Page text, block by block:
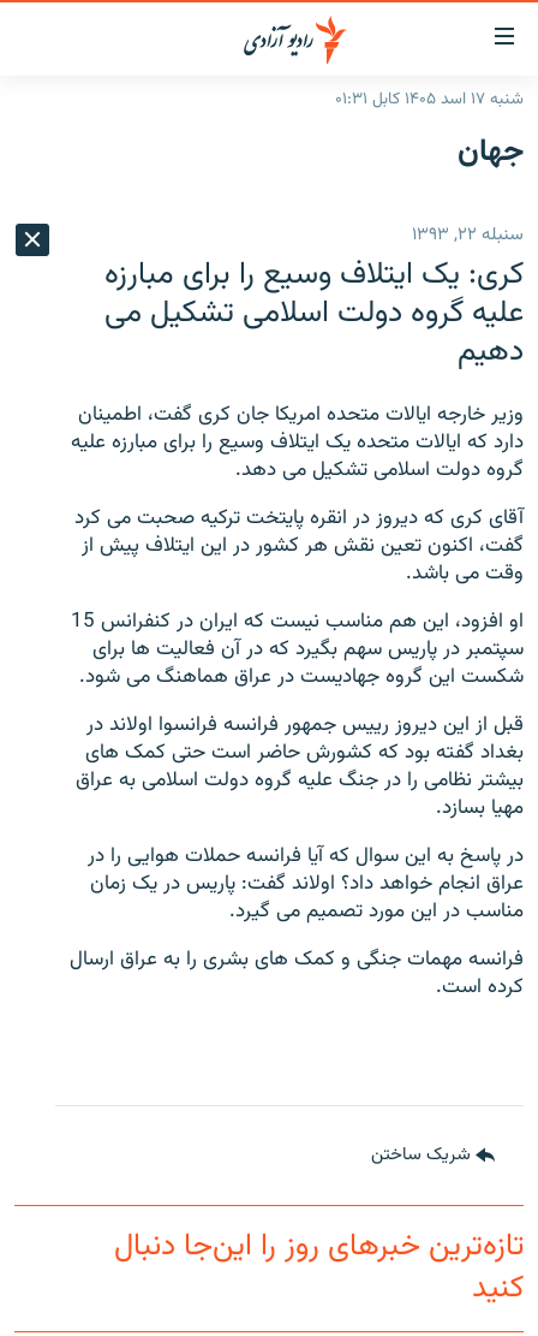
لینک‌های
قابل
دسترسی
به
بازگشت
به
منوی
اصلی
مراجعه
صفحه
جستجو
گزارش‌ها
شرق میانه
جهان
افغانستان
جهان
جدول نشرات
مصاحبه‌ها
برنامه‌ها
ورزش
بحران مهاجرت
'کووید-۱۹'
تماس
صفحه پشتو
Azadi English
به ما بپیوندید
همۀ سایت‌های رادیو آزادی/ رادیو اروپای آزاد
شنبه ۱۷ اسد ۱۴۰۵ کابل ۰۱:۳۱
جهان
سنبله ۲۲, ۱۳۹۳
کری: یک ایتلاف وسیع را برای مبارزه
علیه گروه دولت اسلامی تشکیل می
دهیم
وزیر خارجه ایالات متحده امریکا جان کری گفت، اطمینان
دارد که ایالات متحده یک ایتلاف وسیع را برای مبارزه علیه
گروه دولت اسلامی تشکیل می دهد.
آقای کری که دیروز در انقره پایتخت ترکیه صحبت می کرد
گفت، اکنون تعین نقش هر کشور در این ایتلاف پیش از
وقت می باشد.
او افزود، این هم مناسب نیست که ایران در کنفرانس 15
سپتمبر در پاریس سهم بگیرد که در آن فعالیت ها برای
شکست این گروه جهادیست در عراق هماهنگ می شود.
قبل از این دیروز رییس جمهور فرانسه فرانسوا اولاند در
بغداد گفته بود که کشورش حاضر است حتی کمک های
بیشتر نظامی را در جنگ علیه گروه دولت اسلامی به عراق
مهیا بسازد.
در پاسخ به این سوال که آیا فرانسه حملات هوایی را در
عراق انجام خواهد داد؟ اولاند گفت: پاریس در یک زمان
مناسب در این مورد تصمیم می گیرد.
فرانسه مهمات جنگی و کمک های بشری را به عراق ارسال
کرده است.
شریک ساختن
تازه‌ترین خبرهای روز را این‌جا دنبال
کنید